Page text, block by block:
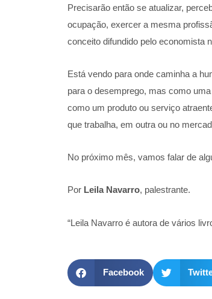
Precisarão então se atualizar,
ocupação, exercer a mesma
conceito difundido pelo economista
Está vendo para onde caminha a
para o desemprego, mas como
como um produto ou serviço
que trabalha, em outra ou no
No próximo mês, vamos falar de
Por Leila Navarro, palestrante.
“Leila Navarro é autora de vários
Facebook